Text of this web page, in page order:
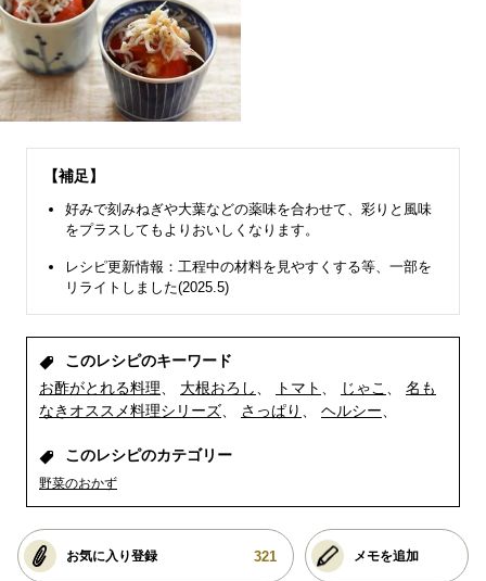
【補足】
好みで刻みねぎや大葉などの薬味を合わせて、彩りと風味
をプラスしてもよりおいしくなります。
レシピ更新情報：工程中の材料を見やすくする等、一部を
リライトしました(2025.5)
このレシピのキーワード
お酢がとれる料理
大根おろし トマト じゃこ
名も
なきオススメ料理シリーズ
さっぱり ヘルシー
このレシピのカテゴリー
野菜のおかず
お気に入り登録 321 メモを追加